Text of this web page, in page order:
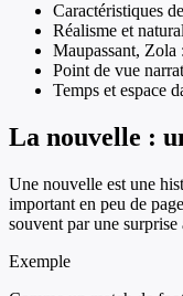
Caractéristiques
Réalisme et
Maupassant, Zola
Point de vue
Temps et espace
La nouvelle :
Une nouvelle est une
important en peu de
souvent par une surprise
Exemple